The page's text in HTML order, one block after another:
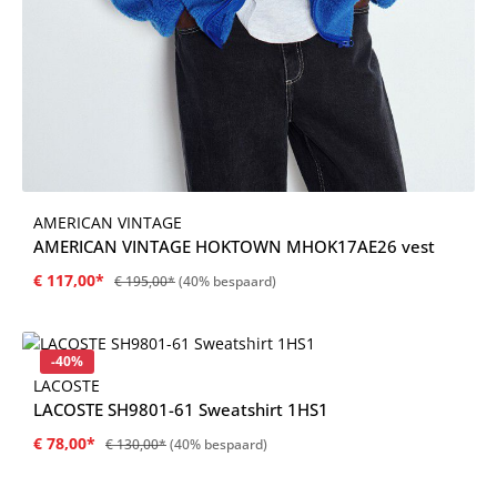
AMERICAN VINTAGE
AMERICAN VINTAGE HOKTOWN MHOK17AE26 vest
€ 117,00* € 195,00*(40% bespaard)
Korting
-40%
LACOSTE
LACOSTE SH9801-61 Sweatshirt 1HS1
€ 78,00* € 130,00*(40% bespaard)